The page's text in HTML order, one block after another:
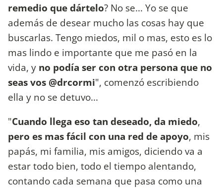
remedio que dártelo? No se... Yo se que
además de desear mucho las cosas hay que
buscarlas. Tengo miedos, mil o mas, esto es lo
mas lindo e importante que me pasó en la
vida, y no podía ser con otra persona que no
seas vos @drcormi", comenzó escribiendo
ella y no se detuvo...
"Cuando llega eso tan deseado, da miedo,
pero es mas fácil con una red de apoyo, mis
papás, mi familia, mis amigos, diciendo va a
estar todo bien, todo el tiempo alentando,
contando cada semana que pasa como una